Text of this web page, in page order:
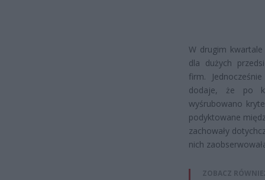
W drugim
dla dużych
firm.
dodaje, że po
wyśrubowano
podyktowane
zachowały
nich
ZOBACZ